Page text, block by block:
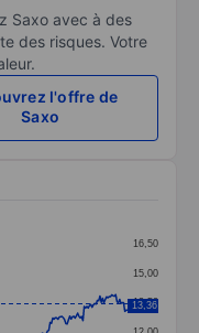
Saxo avec à des
des risques. Votre
l'offre de
Saxo
categories.
values. Data ranges
13,50
15,00
16,50
13,36